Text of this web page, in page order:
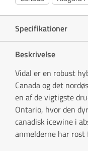
Specifikationer
Beskrivelse
Vidal er en robust
Canada og det
en af de vigtigste
Ontario, hvor den
canadisk icewine i
anmelderne har